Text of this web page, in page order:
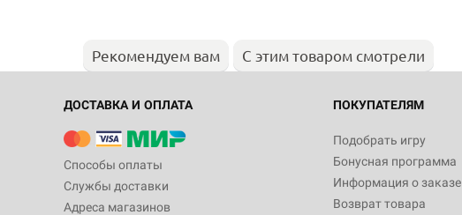
Рекомендуем вам С этим товаром смотрели
ДОСТАВКА И ОПЛАТА
Способы оплаты
Службы доставки
Адреса магазинов
ПОКУПАТЕЛЯМ
Подобрать игру
Бонусная программа
Информация о заказе
Возврат товара